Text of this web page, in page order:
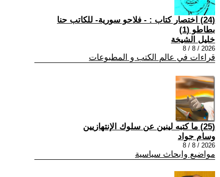
(24) اختصار كتاب : - فلاحو سورية- للكاتب حنا
بطاطو (1)
خليل الشيخة
2026 / 8 / 8
قراءات في عالم الكتب و المطبوعات
(25) ما كتبه لينين عن سلوك الإنتهازيين
وسام جواد
2026 / 8 / 8
مواضيع وابحاث سياسية